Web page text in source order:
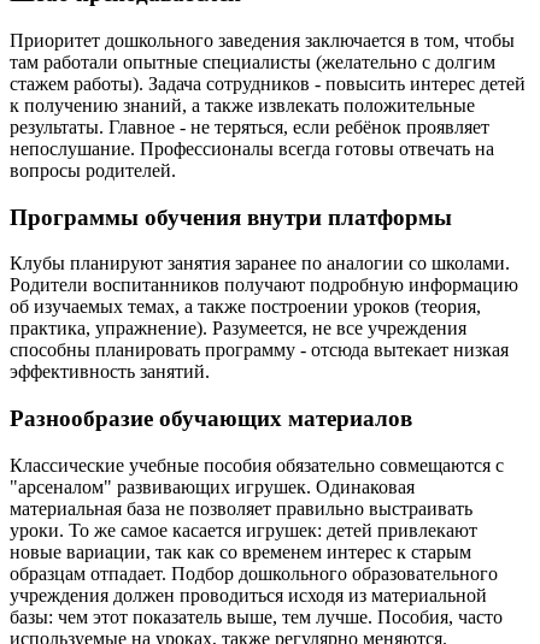
Приоритет дошкольного заведения заключается в том, чтобы
там работали опытные специалисты (желательно с долгим
стажем работы). Задача сотрудников - повысить интерес детей
к получению знаний, а также извлекать положительные
результаты. Главное - не теряться, если ребёнок проявляет
непослушание. Профессионалы всегда готовы отвечать на
вопросы родителей.
Программы обучения внутри платформы
Клубы планируют занятия заранее по аналогии со школами.
Родители воспитанников получают подробную информацию
об изучаемых темах, а также построении уроков (теория,
практика, упражнение). Разумеется, не все учреждения
способны планировать программу - отсюда вытекает низкая
эффективность занятий.
Разнообразие обучающих материалов
Классические учебные пособия обязательно совмещаются с
"арсеналом" развивающих игрушек. Одинаковая
материальная база не позволяет правильно выстраивать
уроки. То же самое касается игрушек: детей привлекают
новые вариации, так как со временем интерес к старым
образцам отпадает. Подбор дошкольного образовательного
учреждения должен проводиться исходя из материальной
базы: чем этот показатель выше, тем лучше. Пособия, часто
используемые на уроках, также регулярно меняются.